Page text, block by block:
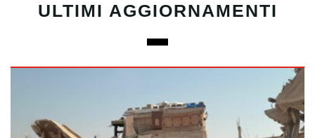
ULTIMI AGGIORNAMENTI